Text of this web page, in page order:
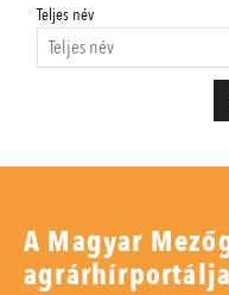
Teljes név
A Magyar
agrárhírportálja